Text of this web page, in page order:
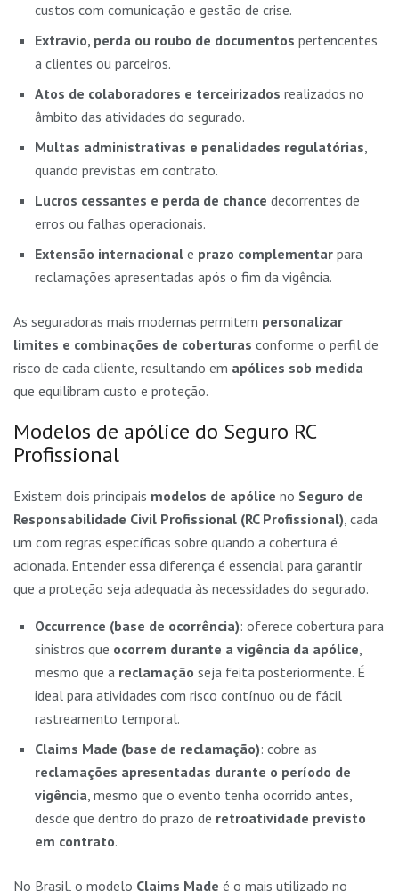
custos com comunicação e gestão de crise.
Extravio, perda ou roubo de documentos pertencentes
a clientes ou parceiros.
Atos de colaboradores e terceirizados realizados no
âmbito das atividades do segurado.
Multas administrativas e penalidades regulatórias,
quando previstas em contrato.
Lucros cessantes e perda de chance decorrentes de
erros ou falhas operacionais.
Extensão internacional e prazo complementar para
reclamações apresentadas após o fim da vigência.
As seguradoras mais modernas permitem personalizar
limites e combinações de coberturas conforme o perfil de
risco de cada cliente, resultando em apólices sob medida
que equilibram custo e proteção.
Modelos de apólice do Seguro RC
Profissional
Existem dois principais modelos de apólice no Seguro de
Responsabilidade Civil Profissional (RC Profissional), cada
um com regras específicas sobre quando a cobertura é
acionada. Entender essa diferença é essencial para garantir
que a proteção seja adequada às necessidades do segurado.
Occurrence (base de ocorrência): oferece cobertura para
sinistros que ocorrem durante a vigência da apólice,
mesmo que a reclamação seja feita posteriormente. É
ideal para atividades com risco contínuo ou de fácil
rastreamento temporal.
Claims Made (base de reclamação): cobre as
reclamações apresentadas durante o período de
vigência, mesmo que o evento tenha ocorrido antes,
desde que dentro do prazo de retroatividade previsto
em contrato.
No Brasil, o modelo Claims Made é o mais utilizado no